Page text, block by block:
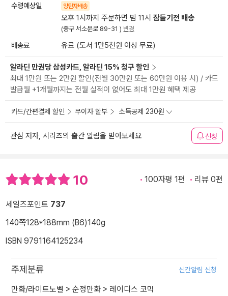
수령예상일 양탄자배송
오후 1시까지 주문하면 밤 11시 잠들기전 배송
(중구 서소문로 89-31 ) 변경
배송료 유료 (도서 1만5천원 이상 무료)
알라딘 만권당 삼성카드, 알라딘 15% 청구 할인
최대 1만원 또는 2만원 할인(전월 30만원 또는 60만원 이용 시) / 카드
발급월 +1개월까지는 전월 실적이 없어도 최대 1만원 혜택 제공
카드/간편결제 할인 무이자 할부 소득공제 230원
관심 저자, 시리즈의 출간 알림을 받아보세요 신청
10 100자평 1편 리뷰 0편
세일즈포인트 737
140쪽128*188mm (B6)140g
ISBN 9791164125234
주제분류 신간알림 신청
만화/라이트노벨 > 순정만화 > 레이디스 코믹